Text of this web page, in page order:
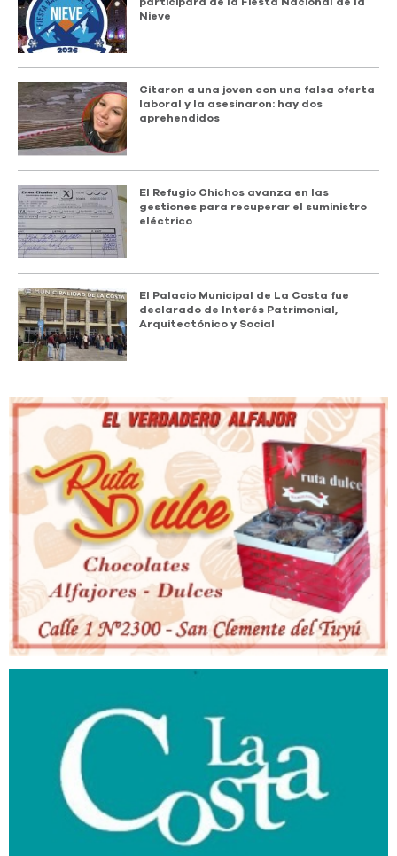
Nieve
Citaron a una joven con una falsa oferta
laboral y la asesinaron: hay dos
aprehendidos
El Refugio Chichos avanza en las
gestiones para recuperar el suministro
eléctrico
El Palacio Municipal de La Costa fue
declarado de Interés Patrimonial,
Arquitectónico y Social